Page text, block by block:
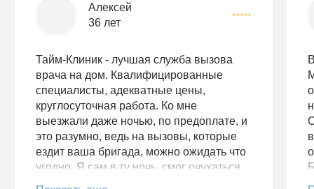
Алексей
36 лет
Тайм-Клиник - лучшая служба вызова
врача на дом. Квалифицированные
специалисты, адекватные цены,
круглосуточная работа. Ко мне
выезжали даже ночью, по предоплате, и
это разумно, ведь на вызовы, которые
ездит ваша бригада, можно ожидать что
угодно. Я сам в ту ночь, смог очухаться